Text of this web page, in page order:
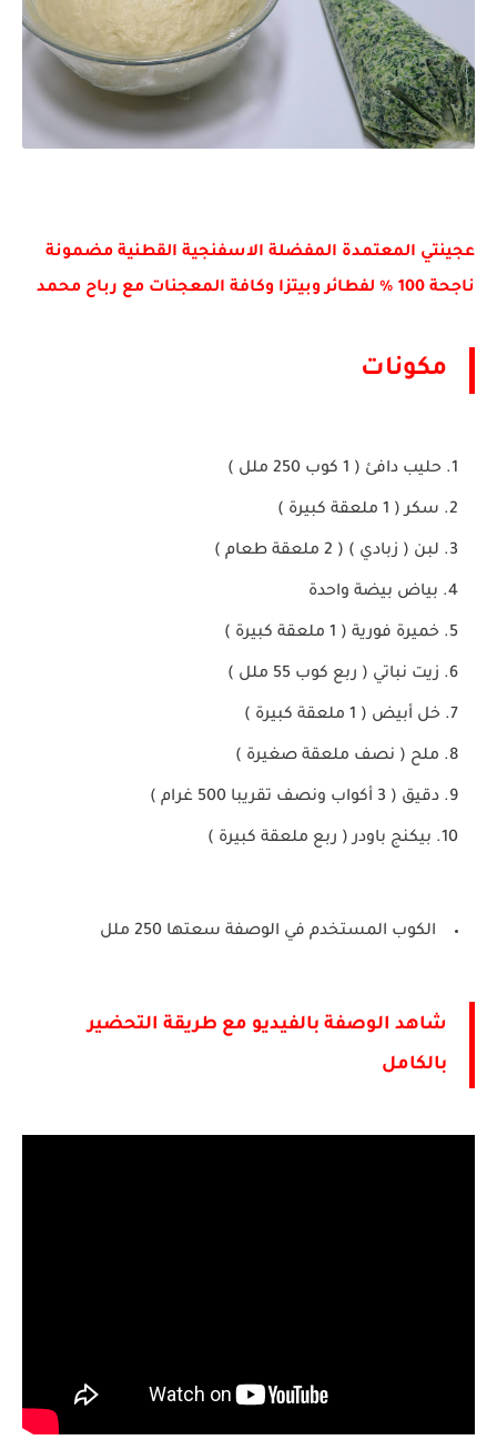
عجينتي المعتمدة المفضلة الاسفنجية القطنية مضمونة
ناجحة 100 % لفطائر وبيتزا وكافة المعجنات مع رباح محمد
مكونات
حليب دافئ ( 1 كوب 250 ملل )
سكر ( 1 ملعقة كبيرة )
لبن ( زبادي ) ( 2 ملعقة طعام )
بياض بيضة واحدة
خميرة فورية ( 1 ملعقة كبيرة )
زيت نباتي ( ربع كوب 55 ملل )
خل أبيض ( 1 ملعقة كبيرة )
ملح ( نصف ملعقة صغيرة )
دقيق ( 3 أكواب ونصف تقريبا 500 غرام )
بيكنج باودر ( ربع ملعقة كبيرة )
الكوب المستخدم في الوصفة سعتها 250 ملل
شاهد الوصفة بالفيديو مع طريقة التحضير
بالكامل